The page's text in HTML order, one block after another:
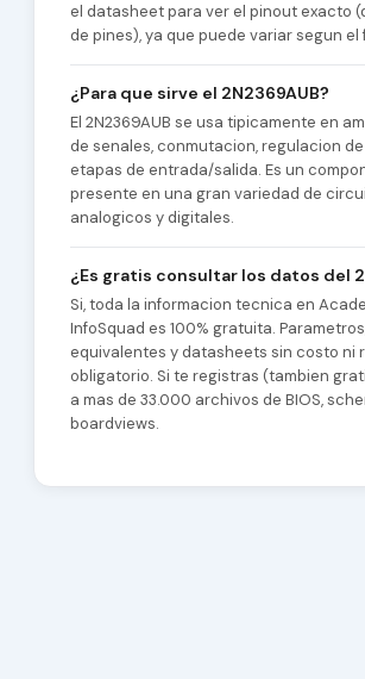
el datasheet para ver el pinout exacto
de pines), ya que puede variar segun
¿Para que sirve el 2N2369AUB?
El 2N2369AUB se usa tipicamente en
de senales, conmutacion, regulacion
etapas de entrada/salida. Es un
presente en una gran variedad de
analogicos y digitales.
¿Es gratis consultar los datos del
Si, toda la informacion tecnica en
InfoSquad es 100% gratuita.
equivalentes y datasheets sin costo ni
obligatorio. Si te registras (tambien
a mas de 33.000 archivos de BIOS,
boardviews.